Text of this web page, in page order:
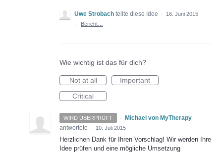
Uwe Strobach teilte diese Idee ·
16. Juni 2015
·
Bericht…
Wie wichtig ist das für dich?
Not at all
Important
Critical
WIRD ÜBERPRÜFT ·
Michael von MyTherapy
antwortete
· 10. Juli 2015
Herzlichen Dank für Ihren Vorschlag! Wir werden Ihre
Idee prüfen und eine mögliche Umsetzung